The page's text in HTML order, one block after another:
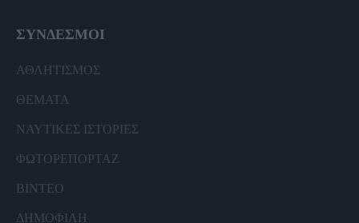
ΣΥΝΔΕΣΜΟΙ
ΑΘΛΗΤΙΣΜΟΣ
ΘΕΜΑΤΑ
ΝΑΥΤΙΚΕΣ ΙΣΤΟΡΙΕΣ
ΦΩΤΟΡΕΠΟΡΤΑΖ
ΒΙΝΤΕΟ
ΔΗΜΟΦΙΛΗ